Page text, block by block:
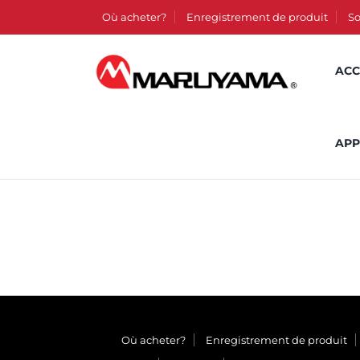
Où acheter? Enregistrement de produit
Où acheter?
Enregistrement de produit